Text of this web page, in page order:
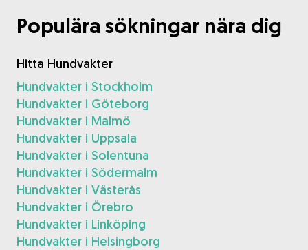
Populära sökningar nära dig
Hitta Hundvakter
Hundvakter i Stockholm
Hundvakter i Göteborg
Hundvakter i Malmö
Hundvakter i Uppsala
Hundvakter i Solentuna
Hundvakter i Södermalm
Hundvakter i Västerås
Hundvakter i Örebro
Hundvakter i Linköping
Hundvakter i Helsingborg